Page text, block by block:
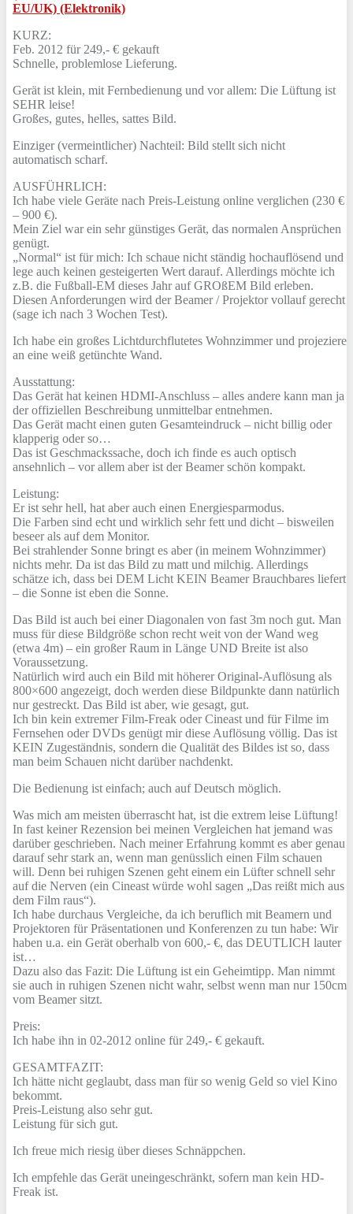
EU/UK) (Elektronik)
KURZ:
Feb. 2012 für 249,- € gekauft
Schnelle, problemlose Lieferung.
Gerät ist klein, mit Fernbedienung und vor allem: Die Lüftung ist
SEHR leise!
Großes, gutes, helles, sattes Bild.
Einziger (vermeintlicher) Nachteil: Bild stellt sich nicht
automatisch scharf.
AUSFÜHRLICH:
Ich habe viele Geräte nach Preis-Leistung online verglichen (230 €
– 900 €).
Mein Ziel war ein sehr günstiges Gerät, das normalen Ansprüchen
genügt.
„Normal“ ist für mich: Ich schaue nicht ständig hochauflösend und
lege auch keinen gesteigerten Wert darauf. Allerdings möchte ich
z.B. die Fußball-EM dieses Jahr auf GROßEM Bild erleben.
Diesen Anforderungen wird der Beamer / Projektor vollauf gerecht
(sage ich nach 3 Wochen Test).
Ich habe ein großes Lichtdurchflutetes Wohnzimmer und projeziere
an eine weiß getünchte Wand.
Ausstattung:
Das Gerät hat keinen HDMI-Anschluss – alles andere kann man ja
der offiziellen Beschreibung unmittelbar entnehmen.
Das Gerät macht einen guten Gesamteindruck – nicht billig oder
klapperig oder so…
Das ist Geschmackssache, doch ich finde es auch optisch
ansehnlich – vor allem aber ist der Beamer schön kompakt.
Leistung:
Er ist sehr hell, hat aber auch einen Energiesparmodus.
Die Farben sind echt und wirklich sehr fett und dicht – bisweilen
beseer als auf dem Monitor.
Bei strahlender Sonne bringt es aber (in meinem Wohnzimmer)
nichts mehr. Da ist das Bild zu matt und milchig. Allerdings
schätze ich, dass bei DEM Licht KEIN Beamer Brauchbares liefert
– die Sonne ist eben die Sonne.
Das Bild ist auch bei einer Diagonalen von fast 3m noch gut. Man
muss für diese Bildgröße schon recht weit von der Wand weg
(etwa 4m) – ein großer Raum in Länge UND Breite ist also
Voraussetzung.
Natürlich wird auch ein Bild mit höherer Original-Auflösung als
800×600 angezeigt, doch werden diese Bildpunkte dann natürlich
nur gestreckt. Das Bild ist aber, wie gesagt, gut.
Ich bin kein extremer Film-Freak oder Cineast und für Filme im
Fernsehen oder DVDs genügt mir diese Auflösung völlig. Das ist
KEIN Zugeständnis, sondern die Qualität des Bildes ist so, dass
man beim Schauen nicht darüber nachdenkt.
Die Bedienung ist einfach; auch auf Deutsch möglich.
Was mich am meisten überrascht hat, ist die extrem leise Lüftung!
In fast keiner Rezension bei meinen Vergleichen hat jemand was
darüber geschrieben. Nach meiner Erfahrung kommt es aber genau
darauf sehr stark an, wenn man genüsslich einen Film schauen
will. Denn bei ruhigen Szenen geht einem ein Lüfter schnell sehr
auf die Nerven (ein Cineast würde wohl sagen „Das reißt mich aus
dem Film raus“).
Ich habe durchaus Vergleiche, da ich beruflich mit Beamern und
Projektoren für Präsentationen und Konferenzen zu tun habe: Wir
haben u.a. ein Gerät oberhalb von 600,- €, das DEUTLICH lauter
ist…
Dazu also das Fazit: Die Lüftung ist ein Geheimtipp. Man nimmt
sie auch in ruhigen Szenen nicht wahr, selbst wenn man nur 150cm
vom Beamer sitzt.
Preis:
Ich habe ihn in 02-2012 online für 249,- € gekauft.
GESAMTFAZIT:
Ich hätte nicht geglaubt, dass man für so wenig Geld so viel Kino
bekommt.
Preis-Leistung also sehr gut.
Leistung für sich gut.
Ich freue mich riesig über dieses Schnäppchen.
Ich empfehle das Gerät uneingeschränkt, sofern man kein HD-
Freak ist.